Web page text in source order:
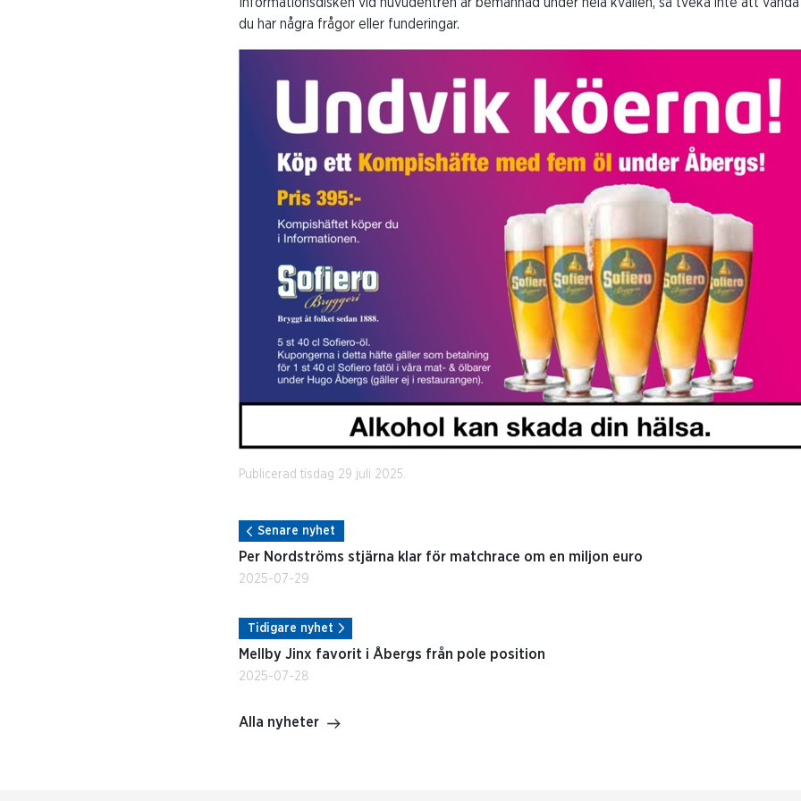
du har några frågor eller funderingar.
Publicerad tisdag 29 juli 2025.
Senare nyhet
Per Nordströms stjärna klar för matchrace om en miljon euro
2025-07-29
Tidigare nyhet
Mellby Jinx favorit i Åbergs från pole position
2025-07-28
Alla nyheter